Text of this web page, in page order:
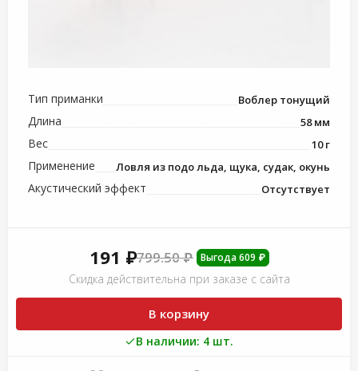
Тип приманки Воблер тонущий
Длина 58 мм
Вес 10 г
Применение Ловля из подо льда, щука, судак, окунь
Акустический эффект Отсутствует
191 ₽799.50 ₽ Выгода 609 ₽
Скидка действительна при заказе с сайта
В корзину
В наличии: 4 шт.